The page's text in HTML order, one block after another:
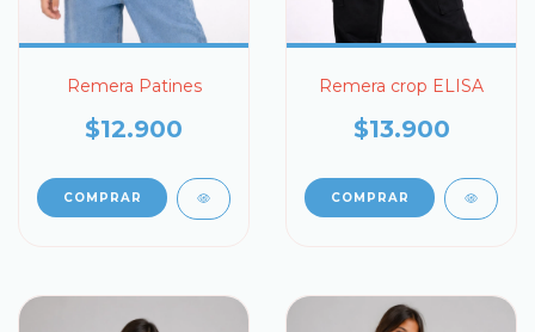
Remera Patines
$12.900
COMPRAR
Remera crop ELISA
$13.900
COMPRAR